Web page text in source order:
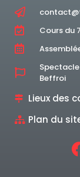
Cours du
Beffroi
Lieux des
Plan du